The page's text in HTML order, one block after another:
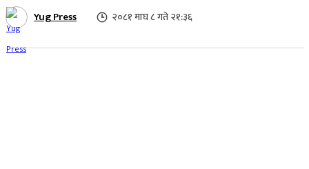
Yug Press २०८१ माघ ८ गते २१:३६